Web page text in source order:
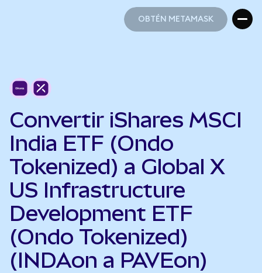
OBTÉN METAMASK
Convertir iShares MSCI
India ETF (Ondo
Tokenized) a Global X
US Infrastructure
Development ETF
(Ondo Tokenized)
(INDAon a PAVEon)